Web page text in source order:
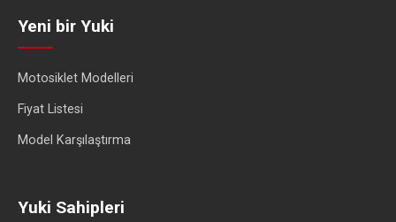
Yeni bir Yuki
Motosiklet Modelleri
Fiyat Listesi
Model Karşılaştırma
Yuki Sahipleri